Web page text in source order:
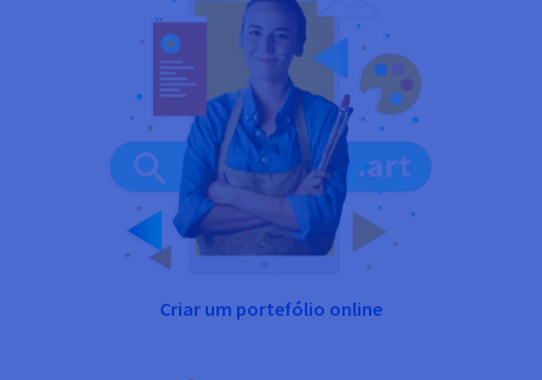
Criar um portefólio online